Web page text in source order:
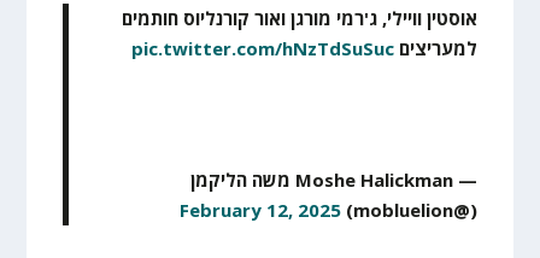
אוסטין וויילי, ג'רמי מורגן ואור קורנליוס חותמים
למעריציםpic.twitter.com/hNzTdSuSuc
— Moshe Halickman משה הליקמן
(@mobluelion)
February 12, 2025